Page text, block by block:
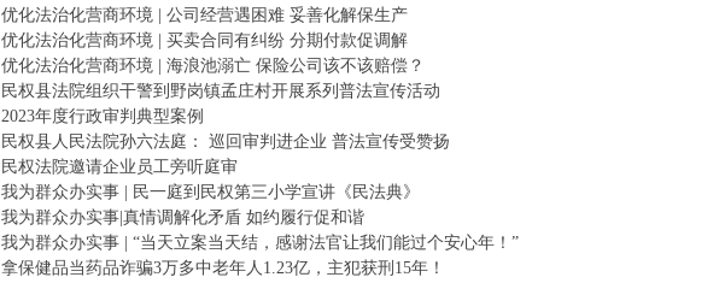
优化法治化营商环境 | 公司经营遇困难 妥善化解保生产
优化法治化营商环境 | 买卖合同有纠纷 分期付款促调解
优化法治化营商环境 | 海浪池溺亡 保险公司该不该赔偿？
民权县法院组织干警到野岗镇孟庄村开展系列普法宣传活动
2023年度行政审判典型案例
民权县人民法院孙六法庭： 巡回审判进企业 普法宣传受赞扬
民权法院邀请企业员工旁听庭审
我为群众办实事 | 民一庭到民权第三小学宣讲《民法典》
我为群众办实事|真情调解化矛盾 如约履行促和谐
我为群众办实事 | “当天立案当天结，感谢法官让我们能过个安心年！”
拿保健品当药品诈骗3万多中老年人1.23亿，主犯获刑15年！